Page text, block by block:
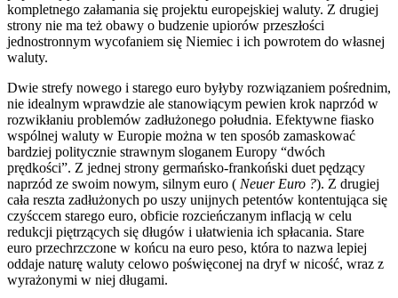
kompletnego załamania się projektu europejskiej waluty. Z drugiej
strony nie ma też obawy o budzenie upiorów przeszłości
jednostronnym wycofaniem się Niemiec i ich powrotem do własnej
waluty.
Dwie strefy nowego i starego euro byłyby rozwiązaniem pośrednim,
nie idealnym wprawdzie ale stanowiącym pewien krok naprzód w
rozwikłaniu problemów zadłużonego południa. Efektywne fiasko
wspólnej waluty w Europie można w ten sposób zamaskować
bardziej politycznie strawnym sloganem Europy “dwóch
prędkości”. Z jednej strony germańsko-frankoński duet pędzący
naprzód ze swoim nowym, silnym euro ( Neuer Euro ?). Z drugiej
cała reszta zadłużonych po uszy unijnych petentów kontentująca się
czyśccem starego euro, obficie rozcieńczanym inflacją w celu
redukcji piętrzących się długów i ułatwienia ich spłacania. Stare
euro przechrzczone w końcu na euro peso, która to nazwa lepiej
oddaje naturę waluty celowo poświęconej na dryf w nicość, wraz z
wyrażonymi w niej długami.